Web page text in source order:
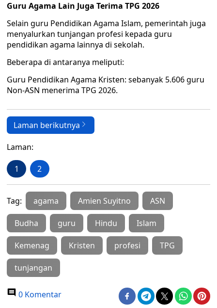
Guru Agama Lain Juga Terima TPG 2026
Selain guru Pendidikan Agama Islam, pemerintah juga
menyalurkan tunjangan profesi kepada guru
pendidikan agama lainnya di sekolah.
Beberapa di antaranya meliputi:
Guru Pendidikan Agama Kristen: sebanyak 5.606 guru
Non-ASN menerima TPG 2026.
Laman berikutnya
Laman:
1 2
Tag: agama Amien Suyitno ASN
Budha guru Hindu Islam
Kemenag Kristen profesi TPG
tunjangan
0 Komentar